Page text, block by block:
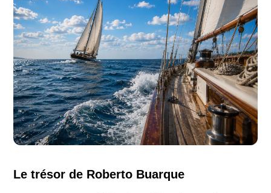
Le trésor de Roberto Buarque